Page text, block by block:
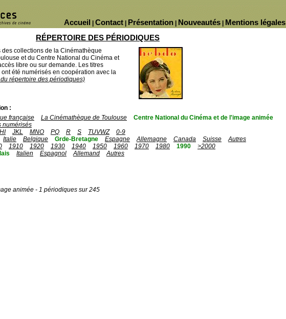
Mentions légales
Nouveautés
Présentation
Contact
Accueil
RÉPERTOIRE DES PÉRIODIQUES
collections de la Cinémathèque
et du Centre National du Cinéma et
libre ou sur demande. Les titres
été numérisés en coopération avec la
répertoire des périodiques)
:
française La Cinémathèque de Toulouse
Centre National du Cinéma et de l'image animée
numérisés
JKL MNO PQ R S TUVWZ
0-9
Italie Belgique Grde-Bretagne Espagne Allemagne Canada Suisse
Autres
1910 1920 1930 1940 1950 1960 1970 1980 1990
>2000
Italien Espagnol Allemand
Autres
animée - 1 périodiques sur 245